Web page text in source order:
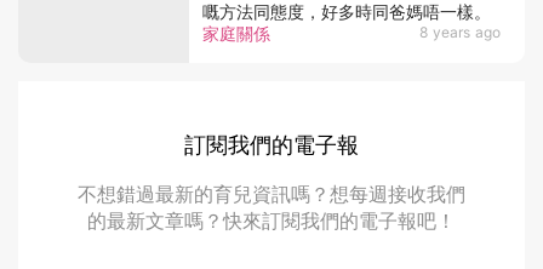
家庭關係 8 years ago
嘅方法同態度，好多時同爸媽唔一樣。
訂閱我們的電子報
不想錯過最新的育兒資訊嗎？想每週接收我們
的最新文章嗎？快來訂閱我們的電子報吧！